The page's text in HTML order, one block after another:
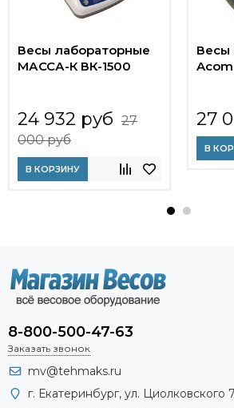
Весы лабораторные
МАССА-К ВК-1500
24 932 руб 27
000 руб
В КОРЗИНУ
Весы
Acom
27
В
8-800-500-47-63
Заказать звонок
mv@tehmaks.ru
г. Екатеринбург, ул. Циолковского